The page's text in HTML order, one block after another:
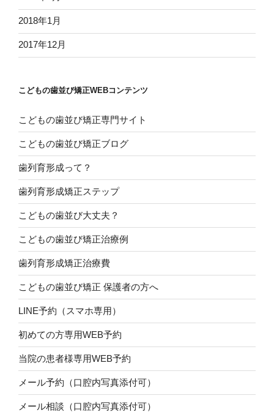
2018年1月
2017年12月
こどもの歯並び矯正WEBコンテンツ
こどもの歯並び矯正専門サイト
こどもの歯並び矯正ブログ
歯列育形成って？
歯列育形成矯正ステップ
こどもの歯並び大丈夫？
こどもの歯並び矯正治療例
歯列育形成矯正治療費
こどもの歯並び矯正 保護者の方へ
LINE予約（スマホ専用）
初めての方専用WEB予約
当院の患者様専用WEB予約
メール予約（口腔内写真添付可）
メール相談（口腔内写真添付可）